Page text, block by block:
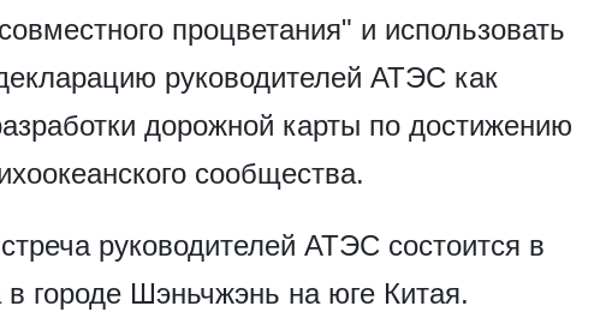
процветания" и использовать
руководителей АТЭС как
дорожной карты по достижению
сообщества.
руководителей АТЭС состоится в
в городе Шэньчжэнь на юге Китая.